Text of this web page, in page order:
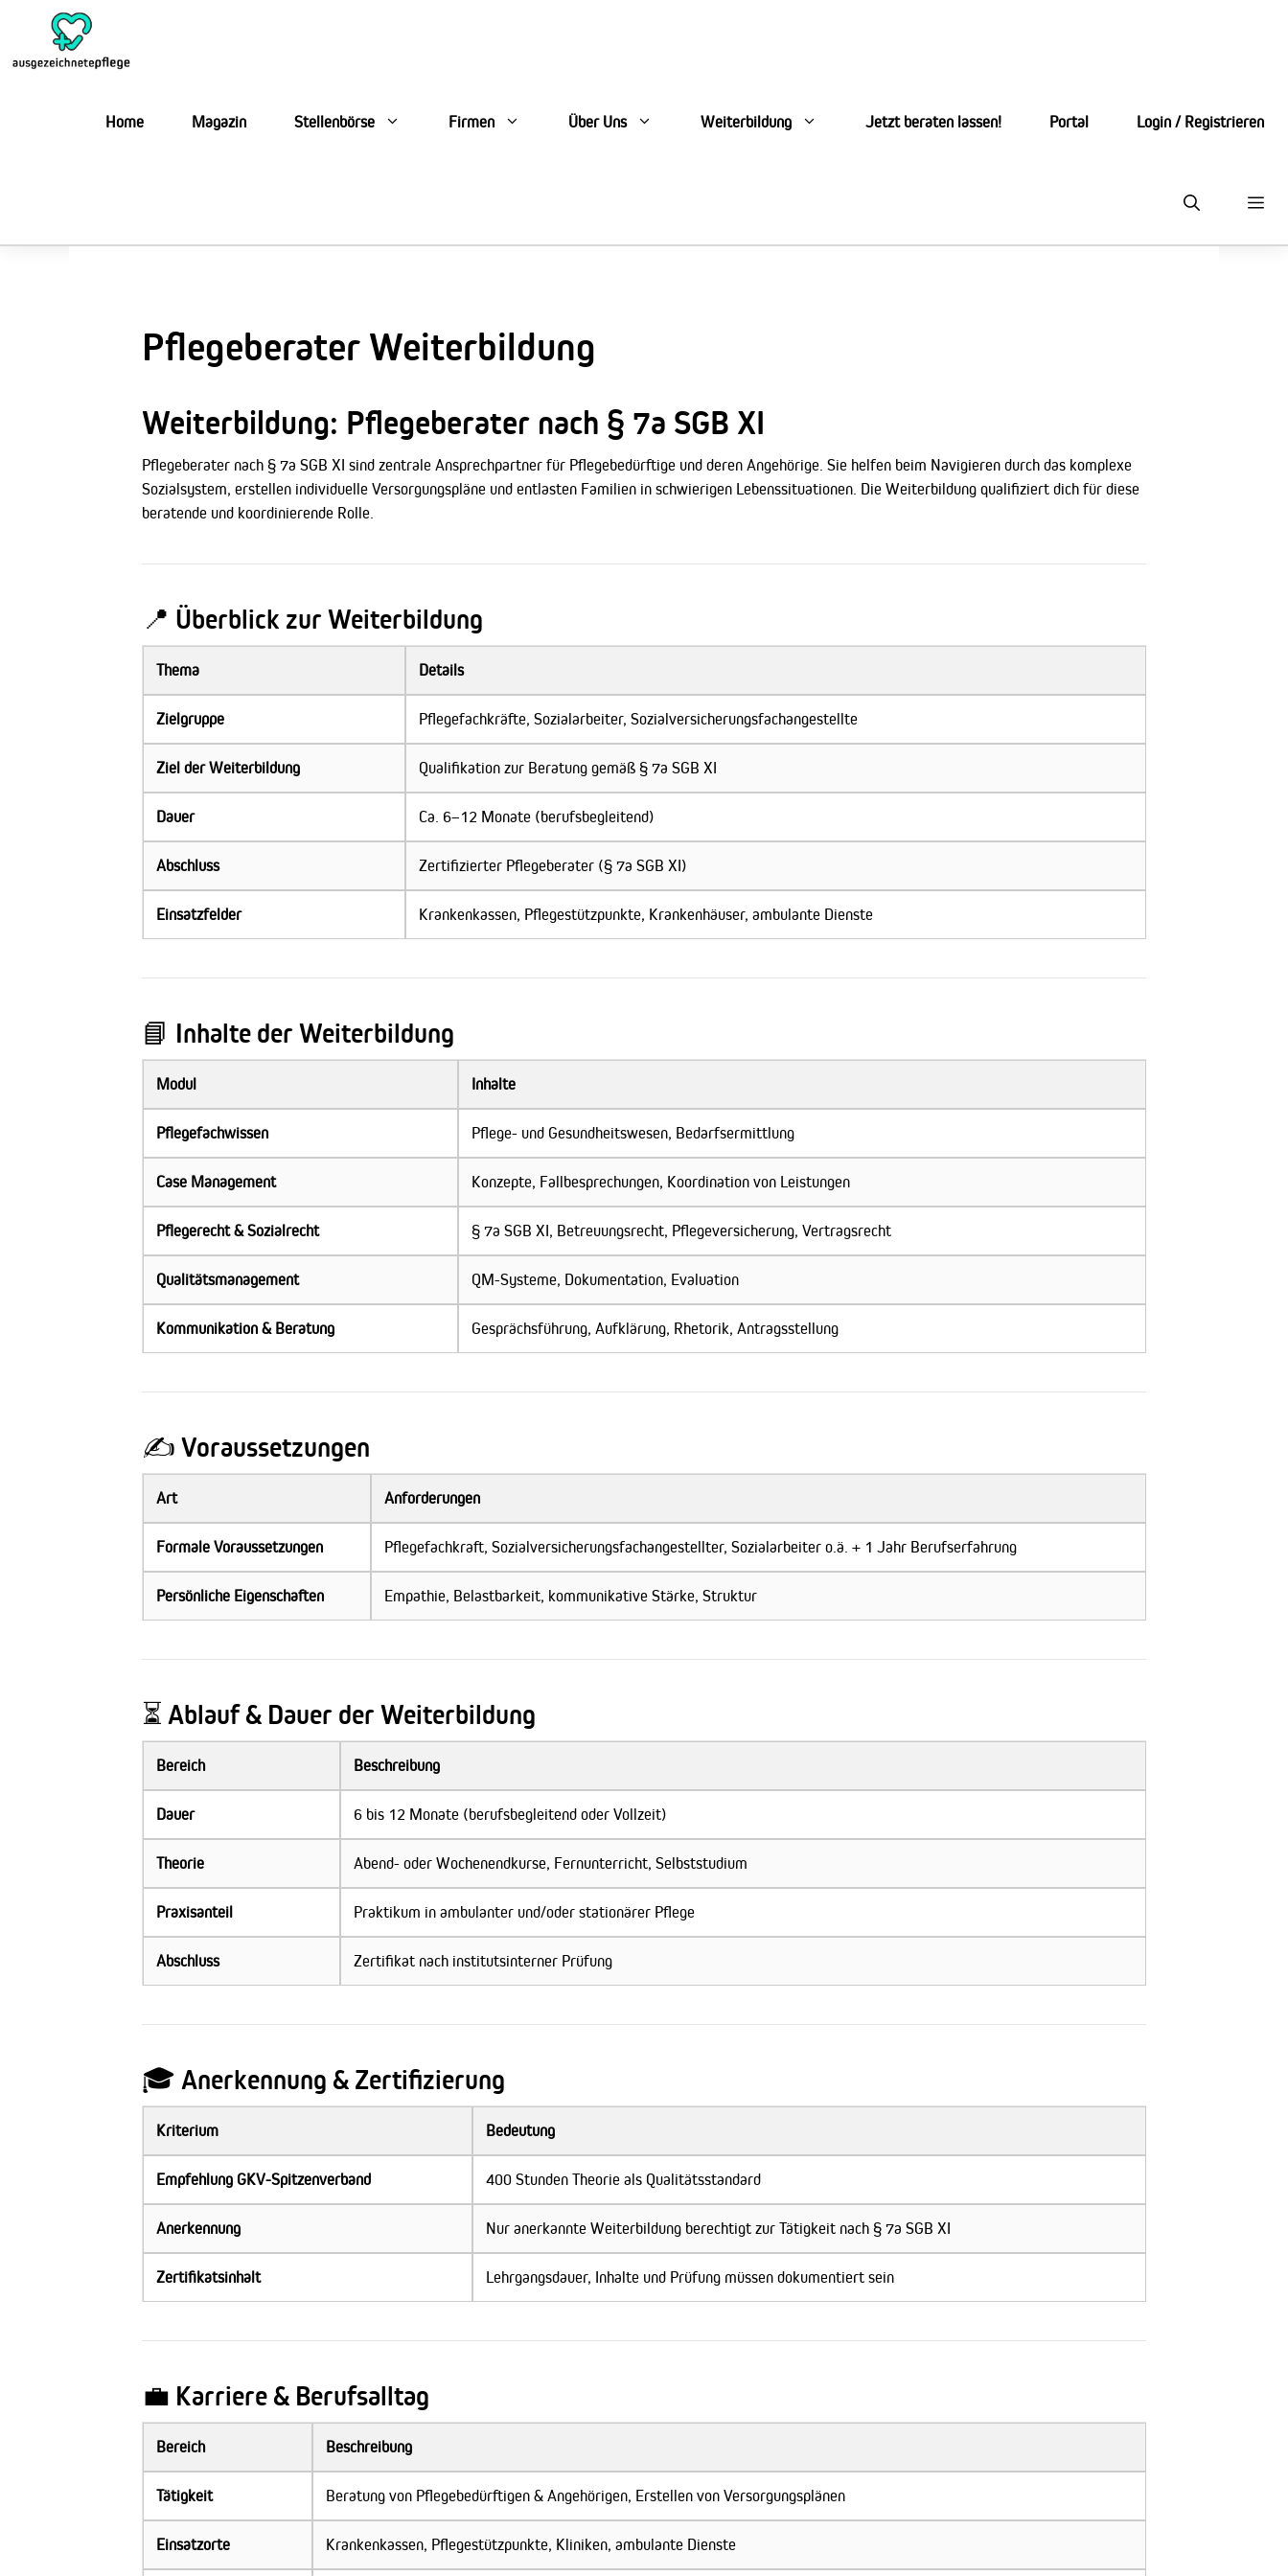
springen
Home Magazin Stellenbörse Firmen Über Uns Weiterbildung Jetzt beraten lassen! Portal Login / Registrieren
Pflegeberater Weiterbildung
Weiterbildung: Pflegeberater nach § 7a SGB XI
Pflegeberater nach § 7a SGB XI sind zentrale Ansprechpartner für Pflegebedürftige und deren Angehörige. Sie helfen beim Navigieren durch das komplexe
Sozialsystem, erstellen individuelle Versorgungspläne und entlasten Familien in schwierigen Lebenssituationen. Die Weiterbildung qualifiziert dich für diese
beratende und koordinierende Rolle.
📍 Überblick zur Weiterbildung
Thema Details
Zielgruppe Pflegefachkräfte, Sozialarbeiter, Sozialversicherungsfachangestellte
Ziel der Weiterbildung Qualifikation zur Beratung gemäß § 7a SGB XI
Dauer Ca. 6–12 Monate (berufsbegleitend)
Abschluss Zertifizierter Pflegeberater (§ 7a SGB XI)
Einsatzfelder Krankenkassen, Pflegestützpunkte, Krankenhäuser, ambulante Dienste
📘 Inhalte der Weiterbildung
Modul Inhalte
Pflegefachwissen Pflege- und Gesundheitswesen, Bedarfsermittlung
Case Management Konzepte, Fallbesprechungen, Koordination von Leistungen
Pflegerecht & Sozialrecht § 7a SGB XI, Betreuungsrecht, Pflegeversicherung, Vertragsrecht
Qualitätsmanagement QM-Systeme, Dokumentation, Evaluation
Kommunikation & Beratung Gesprächsführung, Aufklärung, Rhetorik, Antragsstellung
✍️ Voraussetzungen
Art Anforderungen
Formale Voraussetzungen Pflegefachkraft, Sozialversicherungsfachangestellter, Sozialarbeiter o.ä. + 1 Jahr Berufserfahrung
Persönliche Eigenschaften Empathie, Belastbarkeit, kommunikative Stärke, Struktur
⏳ Ablauf & Dauer der Weiterbildung
Bereich Beschreibung
Dauer 6 bis 12 Monate (berufsbegleitend oder Vollzeit)
Theorie Abend- oder Wochenendkurse, Fernunterricht, Selbststudium
Praxisanteil Praktikum in ambulanter und/oder stationärer Pflege
Abschluss Zertifikat nach institutsinterner Prüfung
🎓 Anerkennung & Zertifizierung
Kriterium Bedeutung
Empfehlung GKV-Spitzenverband 400 Stunden Theorie als Qualitätsstandard
Anerkennung Nur anerkannte Weiterbildung berechtigt zur Tätigkeit nach § 7a SGB XI
Zertifikatsinhalt Lehrgangsdauer, Inhalte und Prüfung müssen dokumentiert sein
💼 Karriere & Berufsalltag
Bereich Beschreibung
Tätigkeit Beratung von Pflegebedürftigen & Angehörigen, Erstellen von Versorgungsplänen
Einsatzorte Krankenkassen, Pflegestützpunkte, Kliniken, ambulante Dienste